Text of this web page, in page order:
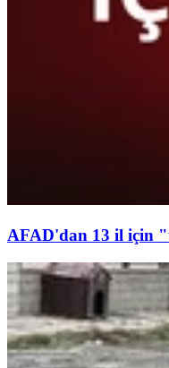
AFAD'dan 13 il için